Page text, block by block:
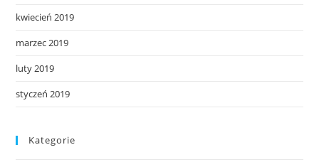
kwiecień 2019
marzec 2019
luty 2019
styczeń 2019
Kategorie